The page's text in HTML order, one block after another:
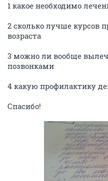
1 какое необходимо
2 сколько лучше курсов
возраста
3 можно ли вообще
позвонками
4 какую профилактику
Спасибо!